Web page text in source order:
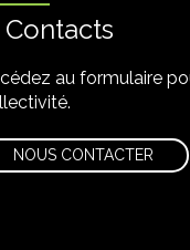
Contacts
au formulaire
NOUS CONTACTER